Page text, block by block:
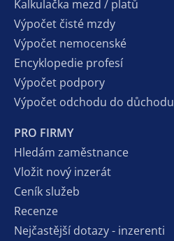
Kalkulačka mezd / platů
Výpočet čisté mzdy
Výpočet nemocenské
Encyklopedie profesí
Výpočet podpory
Výpočet odchodu do důchodu
PRO FIRMY
Hledám zaměstnance
Vložit nový inzerát
Ceník služeb
Recenze
Nejčastější dotazy - inzerenti